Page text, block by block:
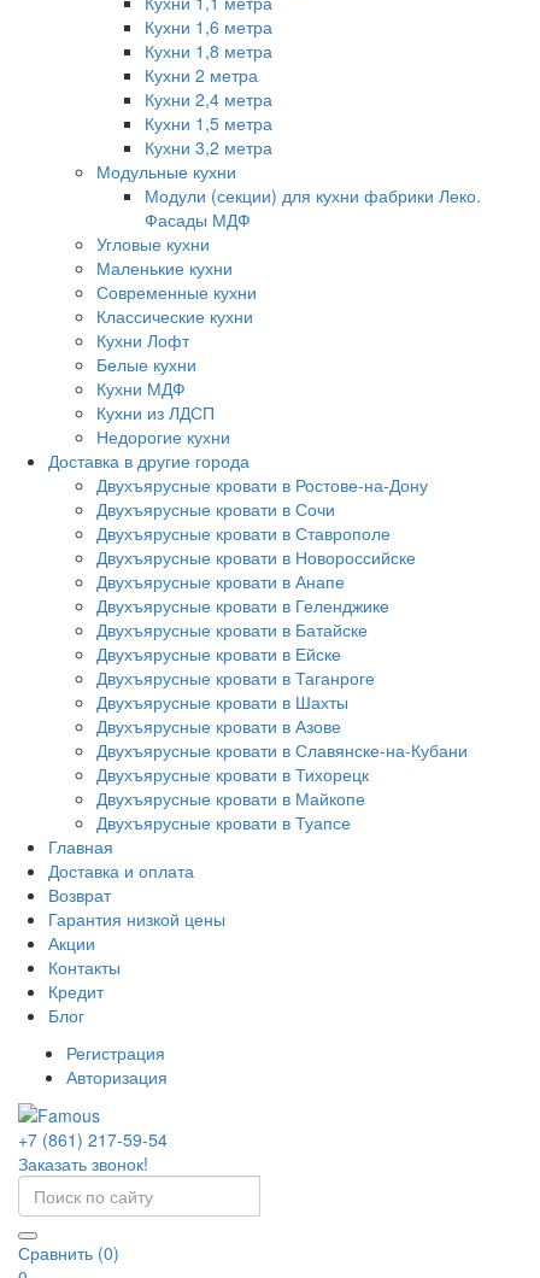
Кухни 1,6 метра
Кухни 1,8 метра
Кухни 2 метра
Кухни 2,4 метра
Кухни 1,5 метра
Кухни 3,2 метра
Модульные кухни
Модули (секции) для кухни фабрики Леко.
Фасады МДФ
Угловые кухни
Маленькие кухни
Современные кухни
Классические кухни
Кухни Лофт
Белые кухни
Кухни МДФ
Кухни из ЛДСП
Недорогие кухни
Доставка в другие города
Двухъярусные кровати в Ростове-на-Дону
Двухъярусные кровати в Сочи
Двухъярусные кровати в Ставрополе
Двухъярусные кровати в Новороссийске
Двухъярусные кровати в Анапе
Двухъярусные кровати в Геленджике
Двухъярусные кровати в Батайске
Двухъярусные кровати в Ейске
Двухъярусные кровати в Таганроге
Двухъярусные кровати в Шахты
Двухъярусные кровати в Азове
Двухъярусные кровати в Славянске-на-Кубани
Двухъярусные кровати в Тихорецк
Двухъярусные кровати в Майкопе
Двухъярусные кровати в Туапсе
Главная
Доставка и оплата
Возврат
Гарантия низкой цены
Акции
Контакты
Кредит
Блог
Регистрация
Авторизация
+7 (861) 217-59-54
Заказать звонок!
Сравнить (0)